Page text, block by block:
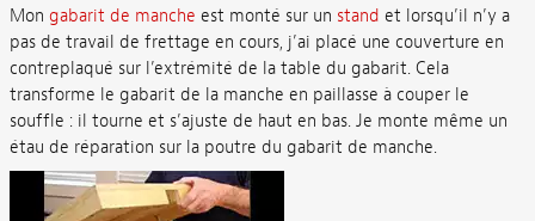
Mon gabarit de manche est monté sur un stand et lorsqu’il n’y a
pas de travail de frettage en cours, j’ai placé une couverture en
contreplaqué sur l’extrémité de la table du gabarit. Cela
transforme le gabarit de la manche en paillasse à couper le
souffle : il tourne et s’ajuste de haut en bas. Je monte même un
étau de réparation sur la poutre du gabarit de manche.